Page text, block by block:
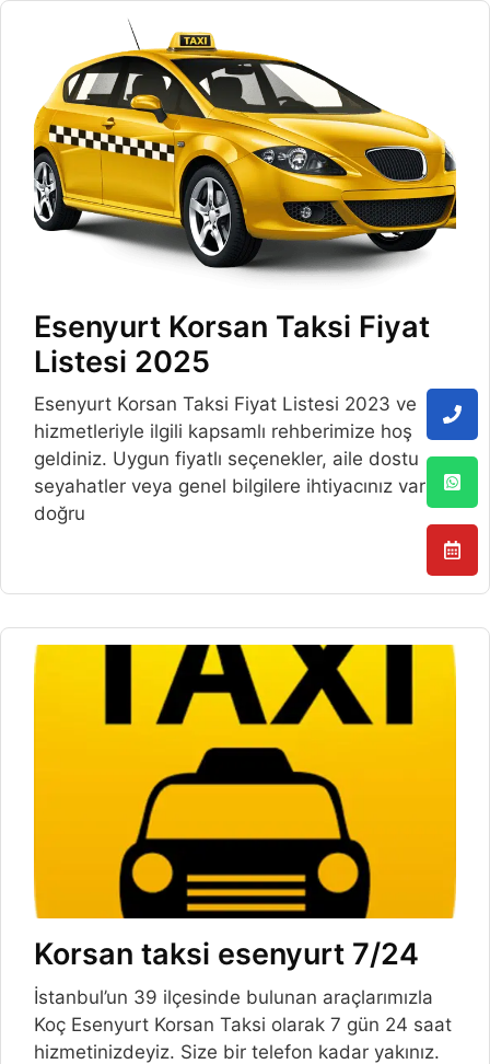
Esenyurt Korsan Taksi Fiyat
Listesi 2025
Esenyurt Korsan Taksi Fiyat Listesi 2023 ve
hizmetleriyle ilgili kapsamlı rehberimize hoş
geldiniz. Uygun fiyatlı seçenekler, aile dostu
seyahatler veya genel bilgilere ihtiyacınız varsa,
doğru
Korsan taksi esenyurt 7/24
İstanbul’un 39 ilçesinde bulunan araçlarımızla
Koç Esenyurt Korsan Taksi olarak 7 gün 24 saat
hizmetinizdeyiz. Size bir telefon kadar yakınız.